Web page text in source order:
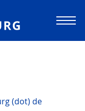
(dot) de